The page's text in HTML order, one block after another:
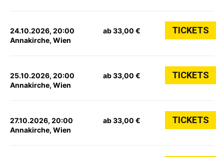
24.10.2026, 20:00
Annakirche, Wien
ab 33,00 € TICKETS
25.10.2026, 20:00
Annakirche, Wien
ab 33,00 € TICKETS
27.10.2026, 20:00
Annakirche, Wien
ab 33,00 € TICKETS